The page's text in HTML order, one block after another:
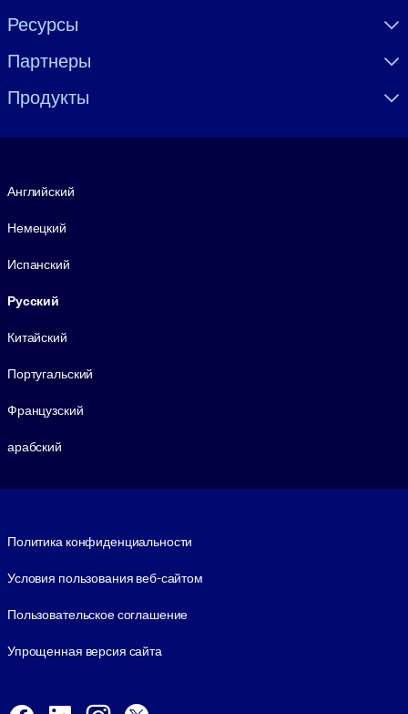
Ресурсы
Партнеры
Продукты
Английский
Немецкий
Испанский
Русский
Китайский
Португальский
Французский
арабский
Политика конфиденциальности
Условия пользования веб-сайтом
Пользовательское соглашение
Упрощенная версия сайта